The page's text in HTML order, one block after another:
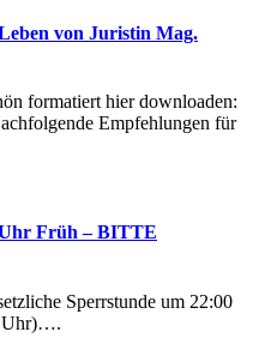
von Juristin Mag.
formatiert hier downloaden:
Empfehlungen für
Früh – BITTE
Sperrstunde um 22:00
Uhr)….